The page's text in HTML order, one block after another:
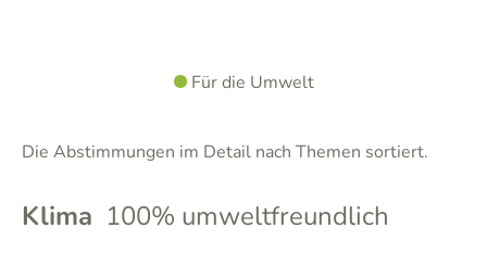
Für die Umwelt
Die Abstimmungen im Detail nach Themen sortiert.
Klima 100% umweltfreundlich